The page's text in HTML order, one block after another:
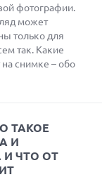
фотографии.
может
только для
так. Какие
снимке – обо
ТАКОЕ
И
ЧТО ОТ